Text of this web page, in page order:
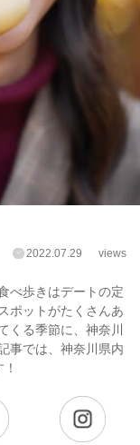
2022.07.29 views
べ歩きはデートの定
ポットがたくさんあ
くる季節に、神奈川
事では、神奈川県内